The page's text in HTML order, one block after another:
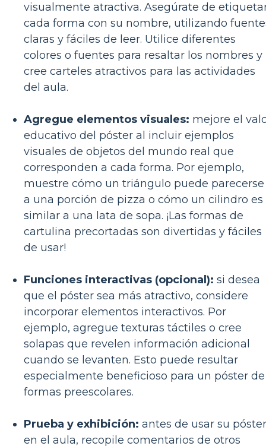
visualmente atractiva. Asegúrate de
cada forma con su nombre, utilizando
claras y fáciles de leer. Utilice diferentes
colores o fuentes para resaltar los nombres y
cree carteles atractivos para las actividades
del aula.
Agregue elementos visuales: mejore el
educativo del póster al incluir ejemplos
visuales de objetos del mundo real que
corresponden a cada forma. Por ejemplo,
muestre cómo un triángulo puede parecerse
a una porción de pizza o cómo un cilindro es
similar a una lata de sopa. ¡Las formas de
cartulina precortadas son divertidas y fáciles
de usar!
Funciones interactivas (opcional): si desea
que el póster sea más atractivo, considere
incorporar elementos interactivos. Por
ejemplo, agregue texturas táctiles o cree
solapas que revelen información adicional
cuando se levanten. Esto puede resultar
especialmente beneficioso para un póster de
formas preescolares.
Prueba y exhibición: antes de usar su póster
en el aula, recopile comentarios de otros